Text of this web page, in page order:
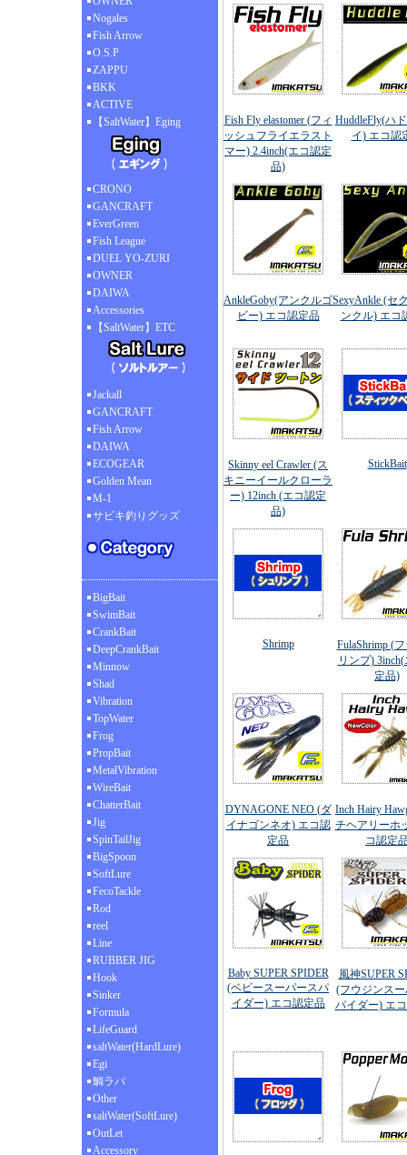
Nogales
Fish Arrow
O.S.P
ZAPPU
BKK
ACTIVE
【SaltWater】Eging
CRONO
GANCRAFT
EverGreen
Fish League
DUEL YO-ZURI
OWNER
DAIWA
Accessories
【SaltWater】ETC
Jackall
GANCRAFT
Fish Arrow
DAIWA
ECOGEAR
Golden Mean
M-1
サビキ釣りグッズ
BigBait
SwimBait
CrankBait
DeepCrankBait
Minnow
Shad
Vibration
TopWater
Frog
PropBait
MetalVibration
WireBait
ChatterBait
Jig
SpinTailJig
BigSpoon
SoftLure
FecoTackle
Rod
reel
Line
RUBBER JIG
Hook
Sinker
Formula
LifeGuard
saltWater(HardLure)
Egi
鯛ラバ
Other
saltWater(SoftLure)
OutLet
Accessory
Fish Fly elastomer (フィ
ッシュフライエラスト
マー) 2.4inch(エコ認定
品)
HuddleFly(ハ
イ) エコ認
AnkleGoby(アンクルゴ
ビー) エコ認定品
SexyAnkle (セ
ンクル) エコ
Skinny eel Crawler (ス
キニーイールクローラ
ー) 12inch (エコ認定
品)
StickBait
Shrimp
FulaShrimp (
リンプ)
定品)
DYNAGONE NEO (ダ
イナゴンネオ) エコ認
定品
Inch Hairy
チヘアリーホ
コ認定
Baby SUPER SPIDER
(ベビースーパースパ
イダー) エコ認定品
風神SUPER
(フウジンス
パイダー) エ